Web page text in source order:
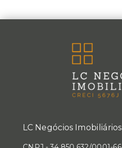
LC Negócios Imobiliários